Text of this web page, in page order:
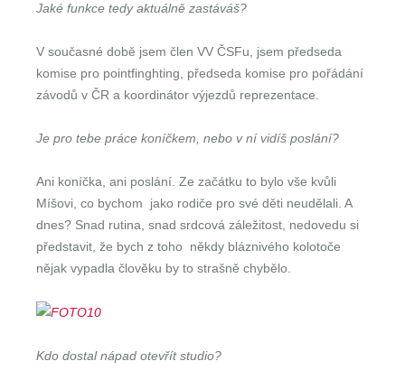
Jaké funkce tedy aktuálně zastáváš?
V současné době jsem člen VV ČSFu, jsem předseda
komise pro pointfinghting, předseda komise pro pořádání
závodů v ČR a koordinátor výjezdů reprezentace.
Je pro tebe práce koníčkem, nebo v ní vidíš poslání?
Ani koníčka, ani poslání. Ze začátku to bylo vše kvůli
Míšovi, co bychom jako rodiče pro své děti neudělali. A
dnes? Snad rutina, snad srdcová záležitost, nedovedu si
představit, že bych z toho někdy bláznivého kolotoče
nějak vypadla člověku by to strašně chybělo.
Kdo dostal nápad otevřít studio?